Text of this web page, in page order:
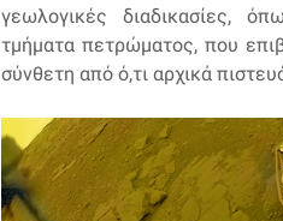
γεωλογικές διαδικασίες,
τμήματα πετρώματος, που
σύνθετη από ό,τι αρχικά